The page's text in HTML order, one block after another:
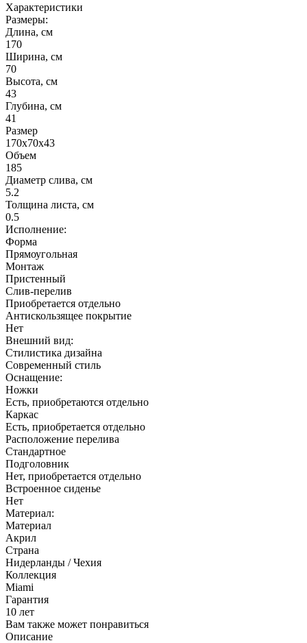
Характеристики
Размеры:
Длина, см
170
Ширина, см
70
Высота, см
43
Глубина, см
41
Размер
170х70х43
Объем
185
Диаметр слива, см
5.2
Толщина листа, см
0.5
Исполнение:
Форма
Прямоугольная
Монтаж
Пристенный
Слив-перелив
Приобретается отдельно
Антискользящее покрытие
Нет
Внешний вид:
Стилистика дизайна
Современный стиль
Оснащение:
Ножки
Есть, приобретаются отдельно
Каркас
Есть, приобретается отдельно
Расположение перелива
Cтандартное
Подголовник
Нет, приобретается отдельно
Встроенное сиденье
Нет
Материал:
Материал
Акрил
Страна
Нидерланды / Чехия
Коллекция
Miami
Гарантия
10 лет
Вам также может понравиться
Описание